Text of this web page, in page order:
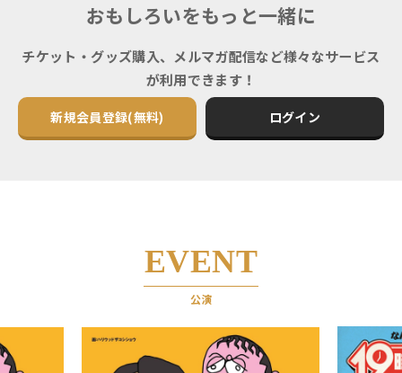
おもしろいをもっと一緒に
チケット・グッズ購入、メルマガ配信など様々なサービス
が利用できます！
新規会員登録(無料) ログイン
EVENT
公演